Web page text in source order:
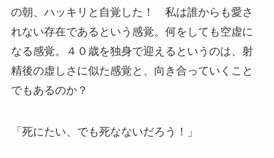
の朝、ハッキリと自覚した！ 私は誰からも愛さ
れない存在であるという感覚。何をしても空虚に
なる感覚。４０歳を独身で迎えるというのは、射
精後の虚しさに似た感覚と、向き合っていくこと
でもあるのか？
「死にたい、でも死なないだろう！」